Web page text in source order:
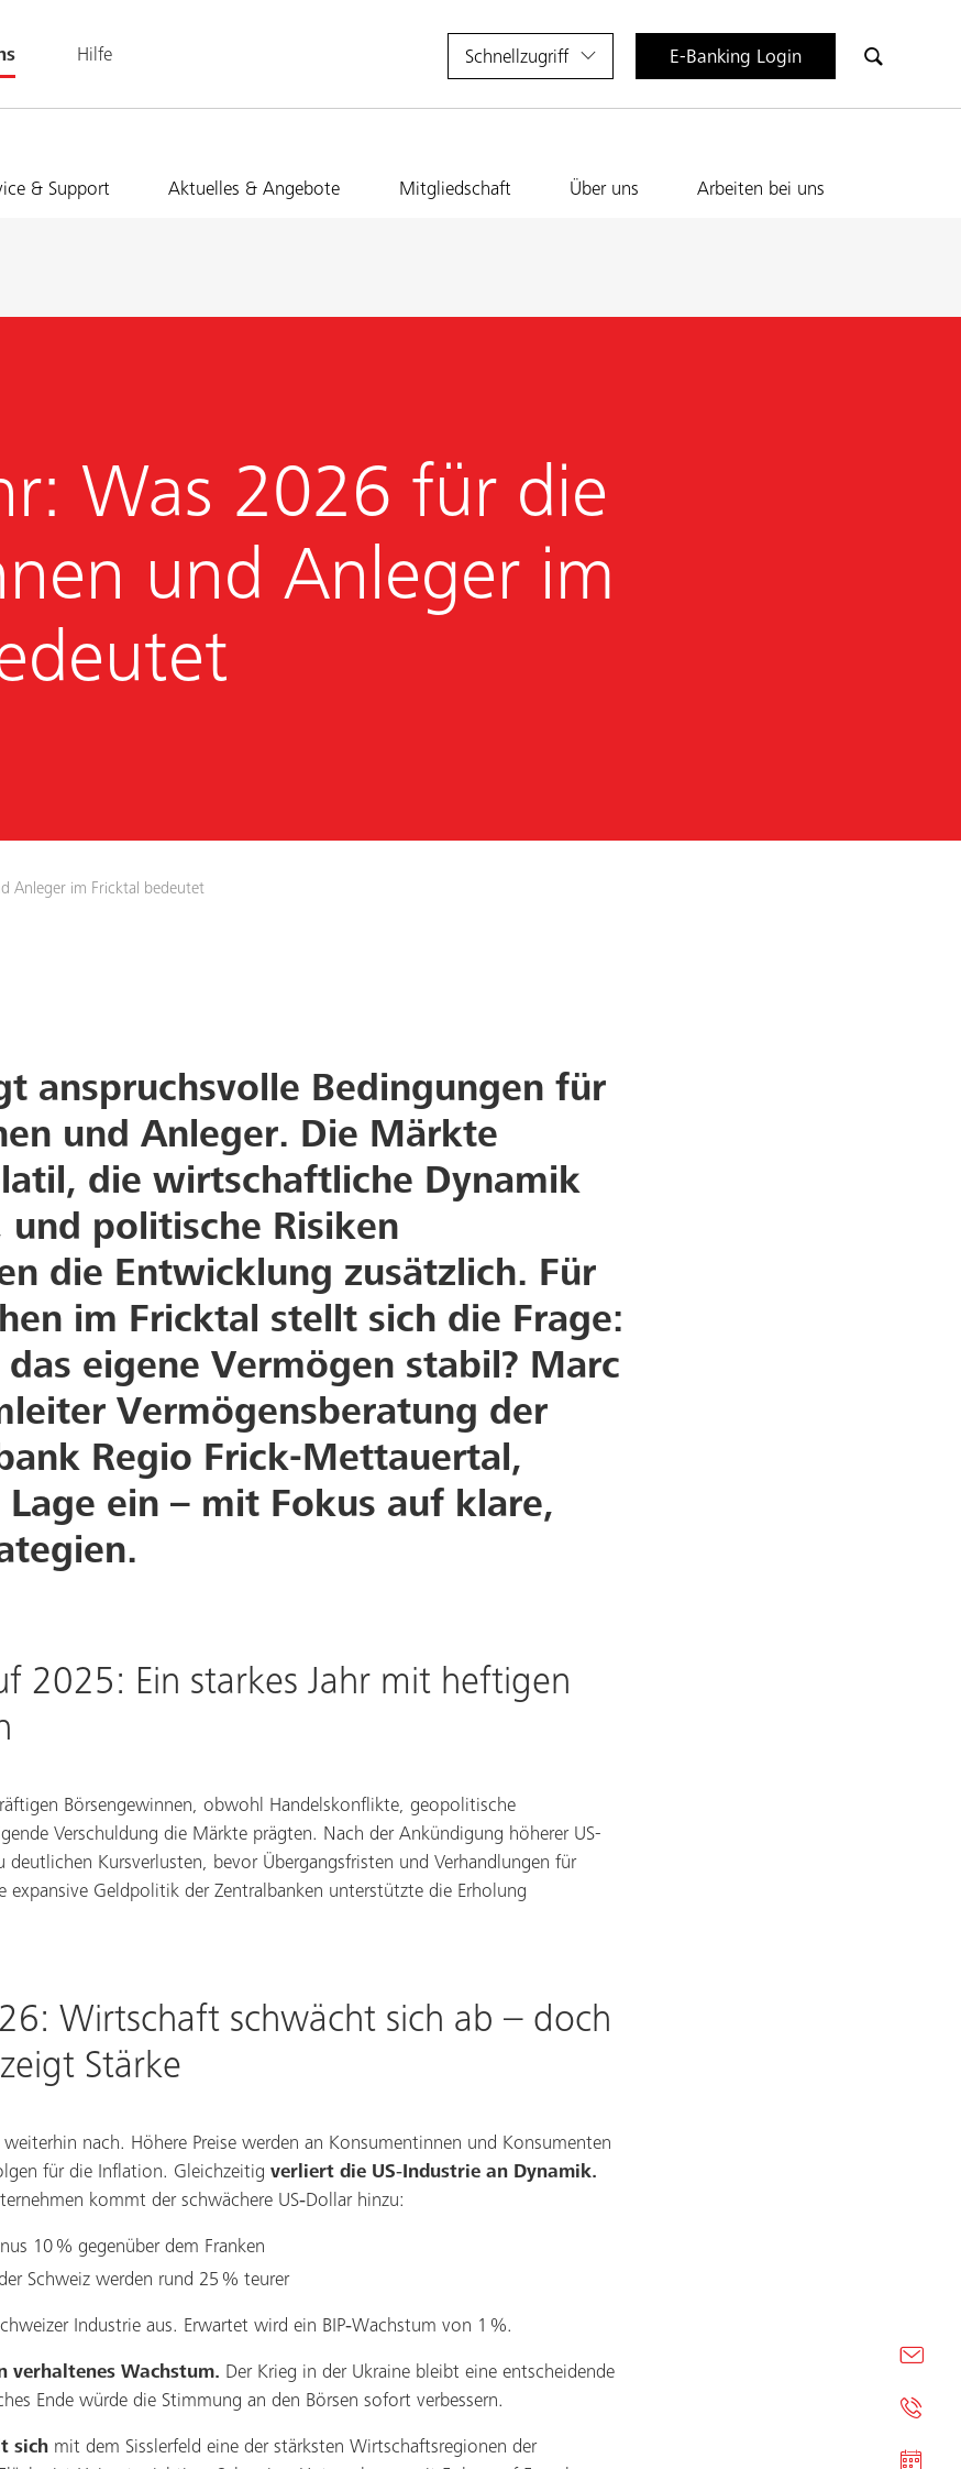
Hilfe Schnellzugriff E-Banking Login
& Support Aktuelles & Angebote Mitgliedschaft Über uns Arbeiten bei uns
Was 2026 für die
und Anleger im
Anleger im Fricktal bedeutet
anspruchsvolle Bedingungen für
und Anleger. Die Märkte
die wirtschaftliche Dynamik
und politische Risiken
die Entwicklung zusätzlich. Für
im Fricktal stellt sich die Frage:
eigene Vermögen stabil? Marc
Vermögensberatung der
Regio Frick-Mettauertal,
ein – mit Fokus auf klare,
2025: Ein starkes Jahr mit heftigen
Börsengewinnen, obwohl Handelskonflikte, geopolitische
Verschuldung die Märkte prägten. Nach der Ankündigung höherer US-
deutlichen Kursverlusten, bevor Übergangsfristen und Verhandlungen für
expansive Geldpolitik der Zentralbanken unterstützte die Erholung
Wirtschaft schwächt sich ab – doch
Stärke
nach. Höhere Preise werden an Konsumentinnen und Konsumenten
für die Inflation. Gleichzeitig verliert die US‑Industrie an Dynamik.
kommt der schwächere US‑Dollar hinzu:
10 % gegenüber dem Franken
Schweiz werden rund 25 % teurer
Industrie aus. Erwartet wird ein BIP‑Wachstum von 1 %.
verhaltenes Wachstum. Der Krieg in der Ukraine bleibt eine entscheidende
Ende würde die Stimmung an den Börsen sofort verbessern.
sich mit dem Sisslerfeld eine der stärksten Wirtschaftsregionen der